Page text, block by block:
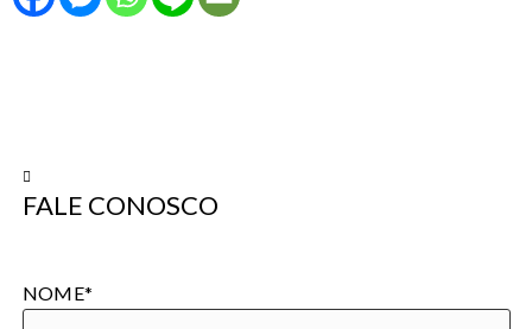
FALE CONOSCO
NOME*